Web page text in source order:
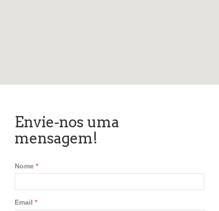
Envie-nos uma
mensagem!
Nome
Email